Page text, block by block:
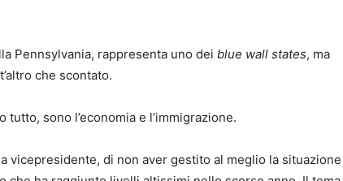
Pennsylvania, rappresenta uno dei blue wall states, ma
che scontato.
sono l’economia e l’immigrazione.
vicepresidente, di non aver gestito al meglio la situazione